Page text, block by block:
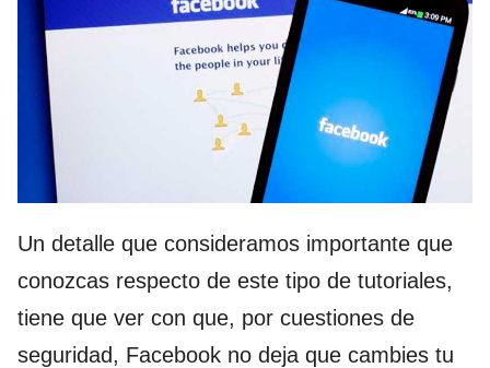
Un detalle que consideramos importante que
conozcas respecto de este tipo de tutoriales,
tiene que ver con que, por cuestiones de
seguridad, Facebook no deja que cambies tu